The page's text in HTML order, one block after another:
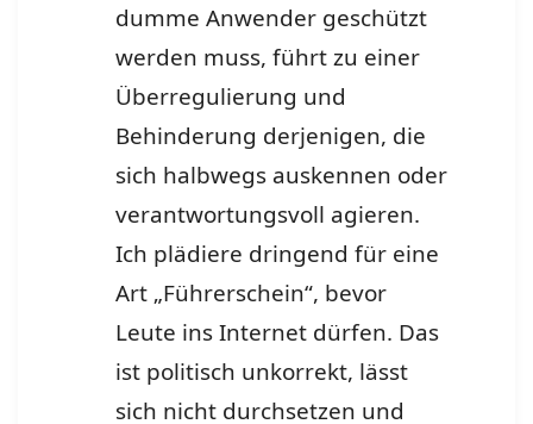
dumme Anwender geschützt
werden muss, führt zu einer
Überregulierung und
Behinderung derjenigen, die
sich halbwegs auskennen oder
verantwortungsvoll agieren.
Ich plädiere dringend für eine
Art „Führerschein“, bevor
Leute ins Internet dürfen. Das
ist politisch unkorrekt, lässt
sich nicht durchsetzen und